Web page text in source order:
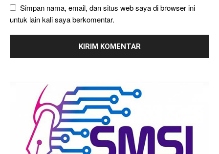
Simpan nama, email, dan situs web saya di browser ini
untuk lain kali saya berkomentar.